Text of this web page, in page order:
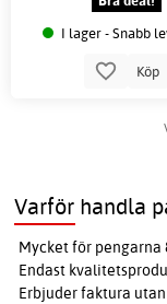
I lager - Snabb
Köp
Varför handla
Mycket för
Endast
Erbjuder faktura